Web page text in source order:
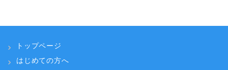
トップページ
はじめての方へ